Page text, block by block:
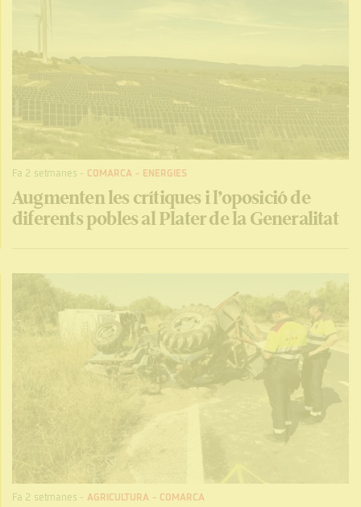
Fa 2 setmanes - COMARCA - ENERGIES
Augmenten les crítiques i l’oposició de
diferents pobles al Plater de la Generalitat
Fa 2 setmanes -AGRICULTURA - COMARCA